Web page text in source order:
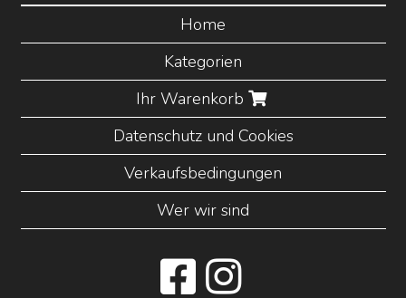
Home
Kategorien
Ihr Warenkorb
Datenschutz und Cookies
Verkaufsbedingungen
Wer wir sind